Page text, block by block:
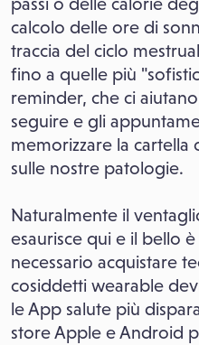
calcolo delle ore di
traccia del ciclo
fino a quelle più
reminder, che ci
seguire e gli
memorizzare la cartella
sulle nostre patologie.
Naturalmente il
esaurisce qui e il bello
necessario acquistare
cosiddetti wearable
le App salute più
store Apple e Android